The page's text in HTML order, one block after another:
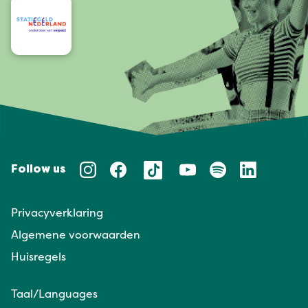
Follow us
Privacyverklaring
Algemene voorwaarden
Huisregels
Taal/Languages